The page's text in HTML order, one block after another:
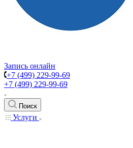
Запись онлайн
+7 (499) 229-99-69
+7 (499) 229-99-69
Поиск
Услуги